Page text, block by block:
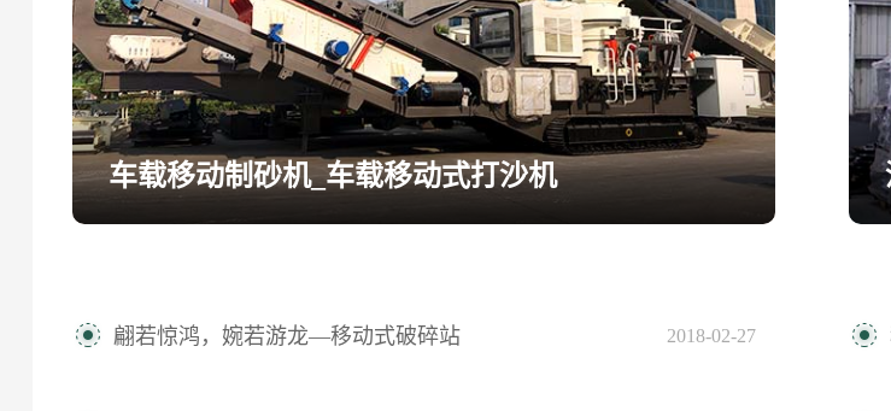
车载移动制砂机_车载移动式打沙机
2018-02-27
翩若惊鸿，婉若游龙—移动式破碎站